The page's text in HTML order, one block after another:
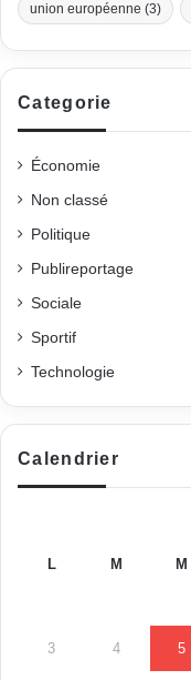
union européenne (3)
Categorie
Économie
Non classé
Politique
Publireportage
Sociale
Sportif
Technologie
Calendrier
L M M
3 4 5